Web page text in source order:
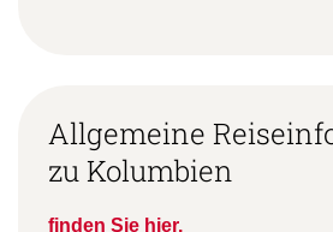
Allgemeine
zu Kolumbien
finden Sie hier.